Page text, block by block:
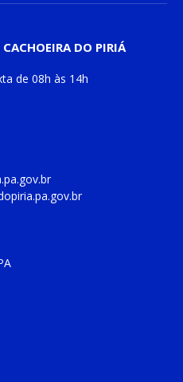
DO PIRIÁ
de 08h às 14h